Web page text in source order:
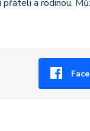
a rodinou.